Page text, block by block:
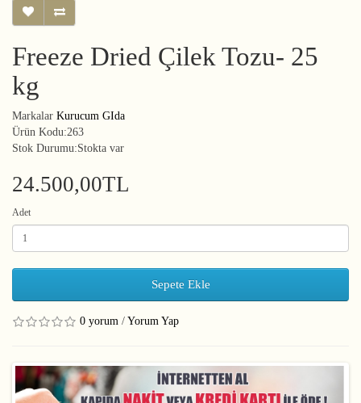
Freeze Dried Çilek Tozu- 25
kg
Markalar Kurucum GIda
Ürün Kodu:263
Stok Durumu:Stokta var
24.500,00TL
Adet
Sepete Ekle
0 yorum / Yorum Yap